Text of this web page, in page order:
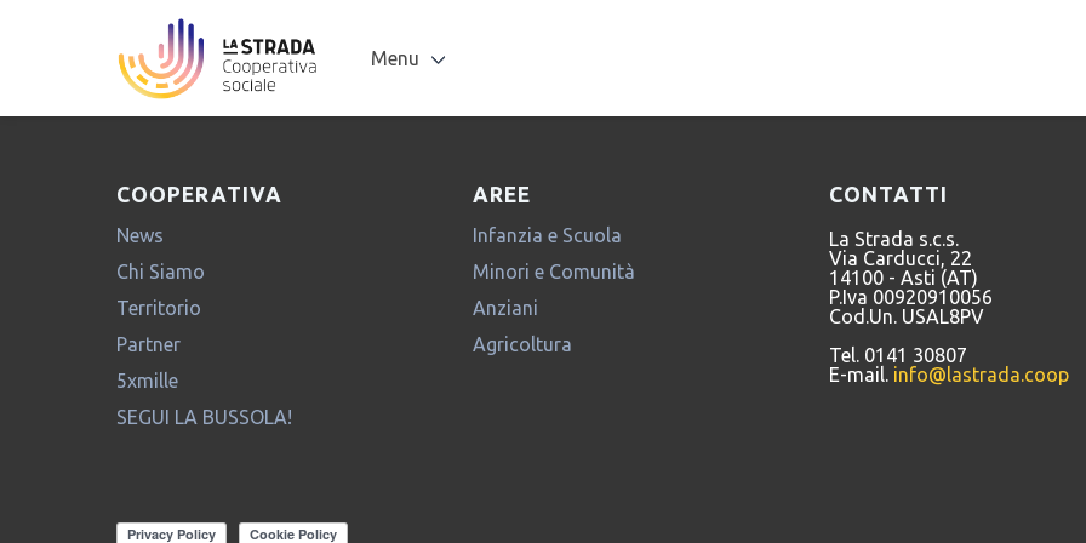
Menu
Incontro su accoglienza e affido
Amministratore
12 Aprile 2019
Incontri,Minori e Comunità Tag:Accoglienza
COOPERATIVA
News
Chi Siamo
Territorio
Partner
5xmille
SEGUI LA BUSSOLA!
AREE
Infanzia e Scuola
Minori e Comunità
Anziani
Agricoltura
CONTATTI
La Strada s.c.s.
Via Carducci, 22
14100 - Asti (AT)
P.Iva 00920910056
Cod.Un. USAL8PV
Tel. 0141 30807
E-mail. info@lastrada.coop